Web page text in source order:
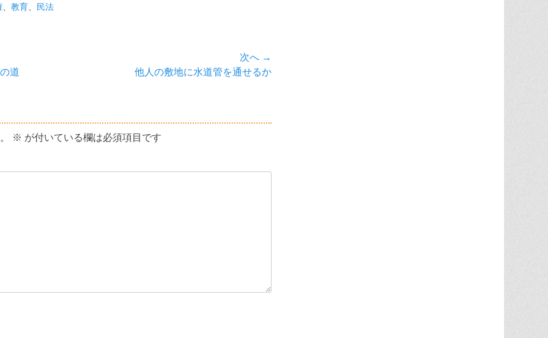
、 教育、 民法
道
次へ →
他人の敷地に水道管を通せるか
※ が付いている欄は必須項目です